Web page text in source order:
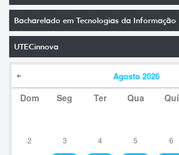
Bacharelado em Tecnologias da Informação
UTECinnova
Agosto 2026
Dom Seg Ter Qua Qui
2 3 4 5 6